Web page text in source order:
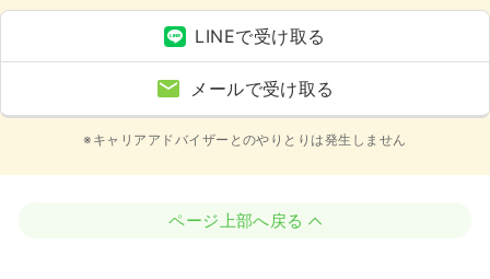
LINEで受け取る
メールで受け取る
※キャリアアドバイザーとのやりとりは発生しません
ページ上部へ戻る